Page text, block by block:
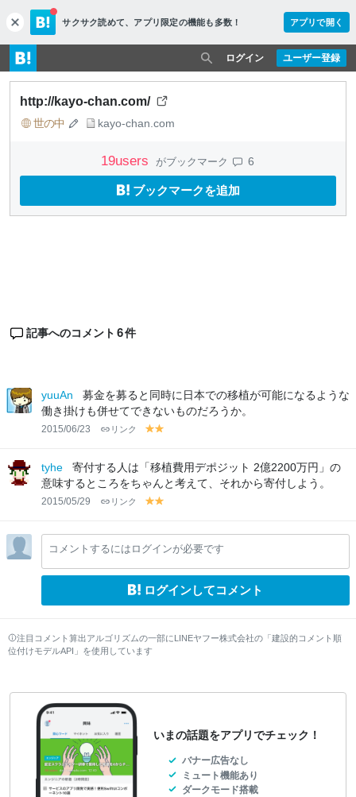
c
l
o
s
e
サクサク読めて、 アプリ限定の機能も多数！ アプリで開く
ユーザー登録
ログイン
http://kayo-chan.com/
世の中 kayo-chan.com
19users がブックマーク 6
ブックマークを追加
記事へのコメント 6件
yuuAn
募金を募ると同時に日本での移植が可能になるような
働き掛けも併せてできないものだろうか。
2015/06/23 リンク
y
lo
w
lo
w
tyhe
寄付する人は「移植費用デポジット 2億2200万円」の
意味するところをちゃんと考えて、それから寄付しよう。
2015/05/29 リンク
y
lo
w
lo
w
コメントするにはログインが必要です
ログインしてコメント
注目コメント算出アルゴリズムの一部にLINEヤフー株式会社の「建設的コメント順
位付けモデルAPI」を使用しています
いまの話題をアプリでチェック！
バナー広告なし
ミュート機能あり
ダークモード搭載